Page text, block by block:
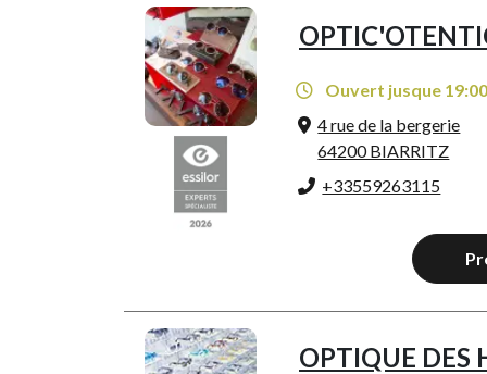
Ouvert jusque 19:00
4 rue de la bergerie
64200 BIARRITZ
+33559263115
OPTIQUE DES